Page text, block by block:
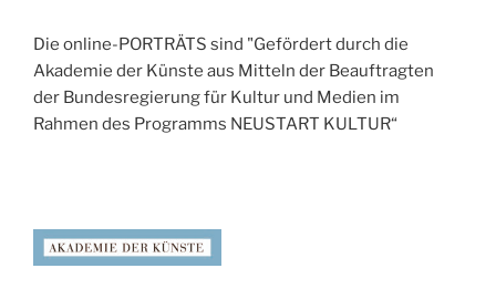
Die online-PORTRÄTS sind "Gefördert durch die
Akademie der Künste aus Mitteln der Beauftragten
der Bundesregierung für Kultur und Medien im
Rahmen des Programms NEUSTART KULTUR“